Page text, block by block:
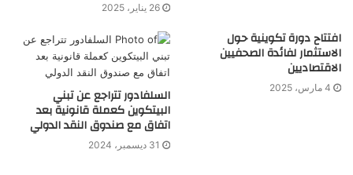
26 يناير، 2025
افتتاح دورة تكوينية حول
الاستثمار لفائدة الصحفيين
الاقتصاديين
4 مارس، 2025 السلفادور تتراجع عن تبني
البيتكوين كعملة قانونية بعد
اتفاق مع صندوق النقد الدولي
31 ديسمبر، 2024